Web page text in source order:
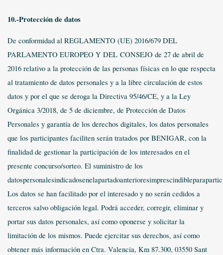
10.-Protección de datos
De conformidad al REGLAMENTO (UE) 2016/679 DEL
PARLAMENTO EUROPEO Y DEL CONSEJO de 27 de abril de
2016 relativo a la protección de las personas físicas en lo que respecta
al tratamiento de datos personales y a la libre circulación de estos
datos y por el que se deroga la Directiva 95/46/CE, y a la Ley
Orgánica 3/2018, de 5 de diciembre, de Protección de Datos
Personales y garantía de los derechos digitales, los datos personales
que los participantes faciliten serán tratados por BENIGAR, con la
finalidad de gestionar la participación de los interesados en el
presente concurso/sorteo. El suministro de los
Los datos se han facilitado por el interesado y no serán cedidos a
terceros salvo obligación legal. Podrá acceder, corregir, eliminar y
portar sus datos personales, así como oponerse y solicitar la
limitación de los mismos. Puede ejercitar sus derechos, así como
obtener más información en Ctra. Valencia, Km 87.300, 03550 Sant